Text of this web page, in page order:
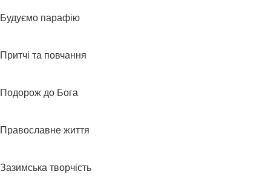
Будуємо парафію
Притчі та повчання
Подорож до Бога
Православне життя
Зазимська творчість